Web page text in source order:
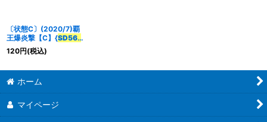
〔状態C〕(2020/7)覇
王爆炎撃【C】{SD56-
RV008}《赤》
120円(税込)
ホーム
マイページ